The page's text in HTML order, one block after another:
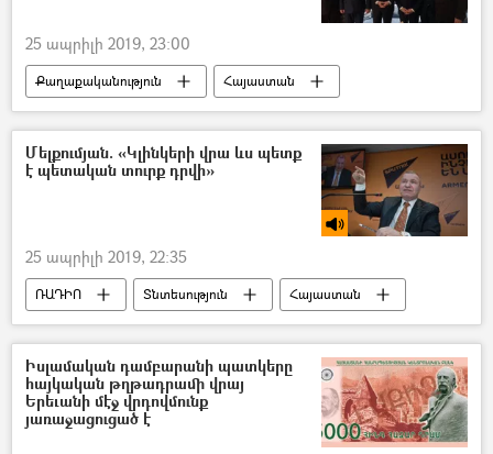
Իրանի Իսլամական Հանրապետություն
25 ապրիլի 2019, 23:00
Քաղաքականություն
Հայաստան
ԵԱՀԿ Մինսկի Խումբ
Ադրբեջան
Մելքումյան. «Կլինկերի վրա ևս պետք
է պետական տուրք դրվի»
25 ապրիլի 2019, 22:35
ՌԱԴԻՈ Տնտեսություն
Հայաստան
Բարգավաճ Հայաստան կուսակցություն (ԲՀԿ)
Իսլամական դամբարանի պատկերը
հայկական թղթադրամի վրայ
Երեւանի մէջ վրդովմունք
յառաջացուցած է